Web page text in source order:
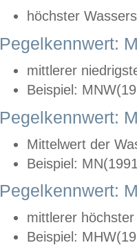
höchster
Pegelkennwert:
mittlerer
Beispiel:
Pegelkennwert:
Mittelwert der
Beispiel:
Pegelkennwert:
mittlerer
Beispiel: